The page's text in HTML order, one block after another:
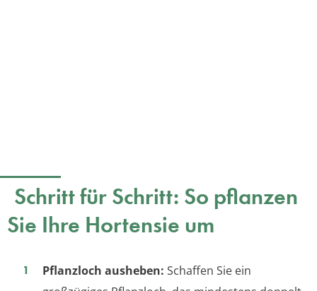
Schritt für Schritt: So pflanzen
Sie Ihre Hortensie um
Pflanzloch ausheben: Schaffen Sie ein